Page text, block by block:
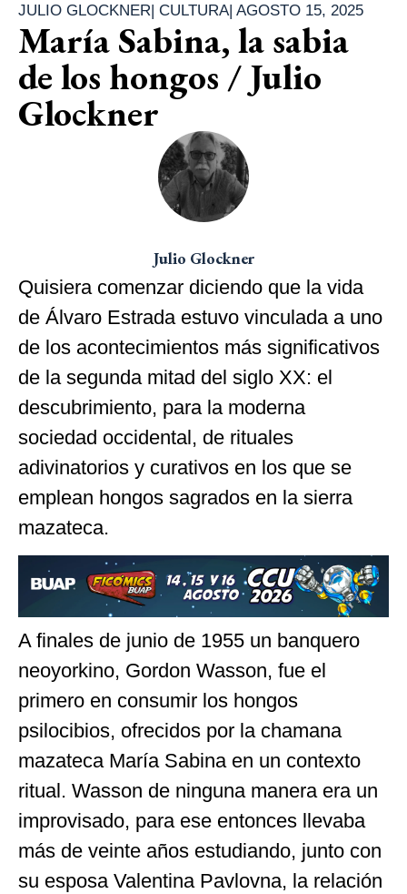
JULIO GLOCKNER| CULTURA| AGOSTO 15, 2025
María Sabina, la sabia
de los hongos / Julio
Glockner
Julio Glockner
Quisiera comenzar diciendo que la vida
de Álvaro Estrada estuvo vinculada a uno
de los acontecimientos más significativos
de la segunda mitad del siglo XX: el
descubrimiento, para la moderna
sociedad occidental, de rituales
adivinatorios y curativos en los que se
emplean hongos sagrados en la sierra
mazateca.
A finales de junio de 1955 un banquero
neoyorkino, Gordon Wasson, fue el
primero en consumir los hongos
psilocibios, ofrecidos por la chamana
mazateca María Sabina en un contexto
ritual. Wasson de ninguna manera era un
improvisado, para ese entonces llevaba
más de veinte años estudiando, junto con
su esposa Valentina Pavlovna, la relación